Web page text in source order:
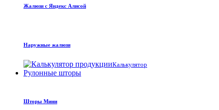
Жалюзи с Яндекс Алисой
Наружные жалюзи
Калькулятор
Рулонные шторы
Шторы Мини